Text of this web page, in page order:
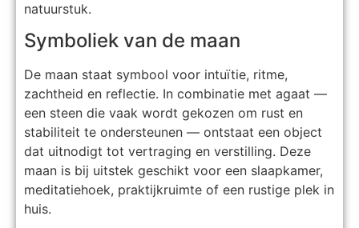
natuurstuk.
Symboliek van de maan
De maan staat symbool voor intuïtie, ritme,
zachtheid en reflectie. In combinatie met agaat —
een steen die vaak wordt gekozen om rust en
stabiliteit te ondersteunen — ontstaat een object
dat uitnodigt tot vertraging en verstilling. Deze
maan is bij uitstek geschikt voor een slaapkamer,
meditatiehoek, praktijkruimte of een rustige plek in
huis.